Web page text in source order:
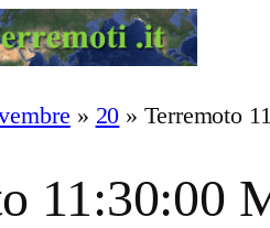
» 20 »Terremoto
11:30:00